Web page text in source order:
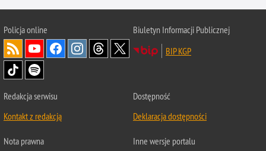
Policjaonline
Biuletyn Informacji Publicznej
BIP KGP
Redakcja serwisu
Kontakt z redakcją
Dostępność
Deklaracja dostępności
Nota prawna
Inne wersje portalu